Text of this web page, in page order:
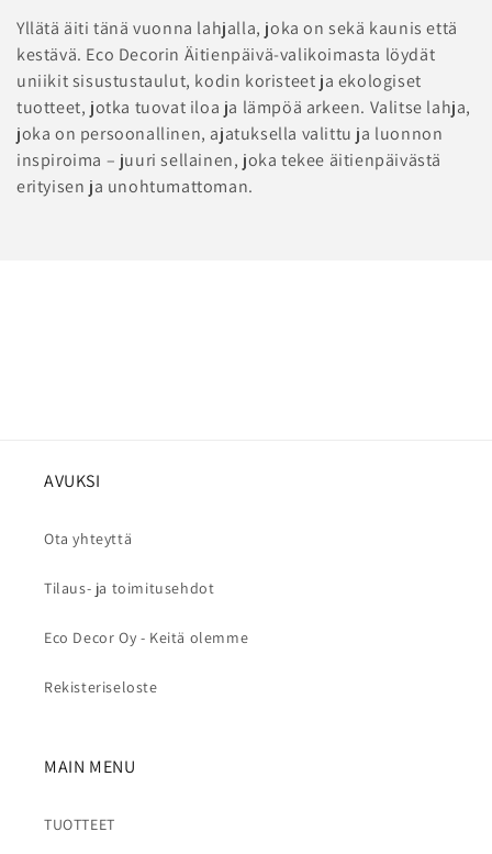
o
e
l
m
a
Yllätä äiti tänä vuonna lahjalla, joka on sekä kaunis että
kestävä. Eco Decorin Äitienpäivä-valikoimasta löydät
uniikit sisustustaulut, kodin koristeet ja ekologiset
tuotteet, jotka tuovat iloa ja lämpöä arkeen. Valitse lahja,
joka on persoonallinen, ajatuksella valittu ja luonnon
inspiroima – juuri sellainen, joka tekee äitienpäivästä
erityisen ja unohtumattoman.
AVUKSI
Ota yhteyttä
Tilaus- ja toimitusehdot
Eco Decor Oy - Keitä olemme
Rekisteriseloste
MAIN MENU
TUOTTEET